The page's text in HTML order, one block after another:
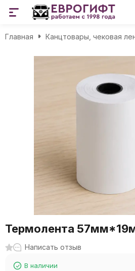
Главная Канцтовары, чековая
Термолента
Написать отзыв
В наличии